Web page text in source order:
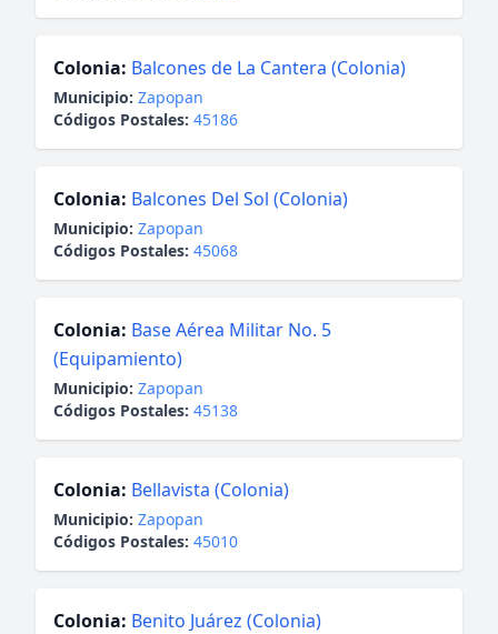
Colonia: Balcones de La Cantera (Colonia)
Municipio: Zapopan
Códigos Postales: 45186
Colonia: Balcones Del Sol (Colonia)
Municipio: Zapopan
Códigos Postales: 45068
Colonia: Base Aérea Militar No. 5
(Equipamiento)
Municipio: Zapopan
Códigos Postales: 45138
Colonia: Bellavista (Colonia)
Municipio: Zapopan
Códigos Postales: 45010
Colonia: Benito Juárez (Colonia)